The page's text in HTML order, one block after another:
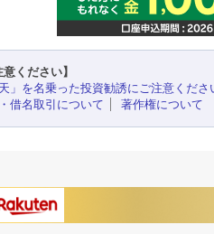
意ください】
天」を名乗った投資勧誘にご注意くださ
借名取引について
著作権について